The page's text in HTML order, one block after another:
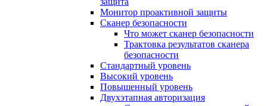
Монитор проактивной защиты
Сканер безопасности
Что может сканер безопасности
Трактовка результатов сканера
безопасности
Стандартный уровень
Высокий уровень
Повышенный уровень
Двухэтапная авторизация